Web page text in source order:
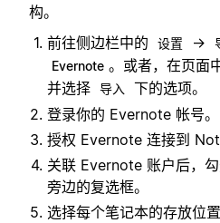
构。
前往侧边栏中的
设置 →
Evernote 。或者，在页面
并选择 导入
下的选项。
登录你的 Evernote 帐号。
授权 Evernote 连接到
关联 Evernote 账户后，
旁边的复选框。
选择每个笔记本的存放位